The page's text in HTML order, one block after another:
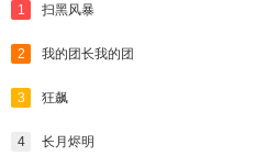
1 扫黑风暴
2 我的团长我的团
3 狂飙
4 长月烬明